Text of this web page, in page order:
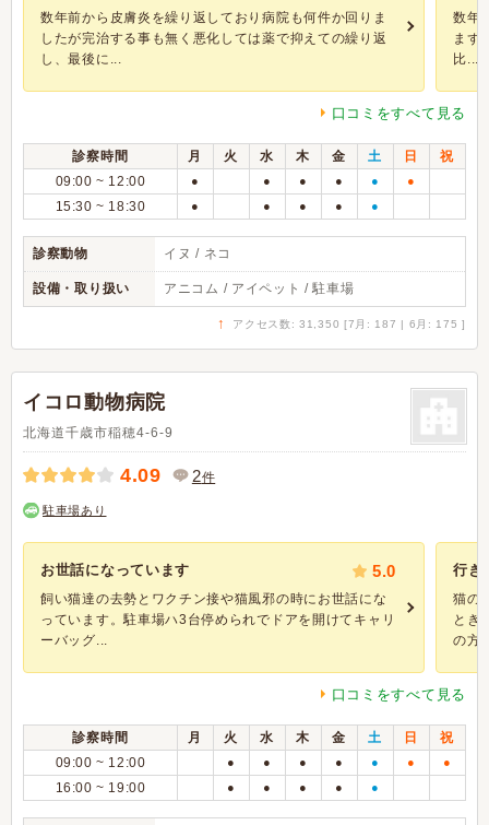
数年前から皮膚炎を繰り返しており病院も何件か回りま
したが完治する事も無く悪化しては薬で抑えての繰り返
し、最後に...
数年
まず
比...
口コミをすべて見る
診察時間 月 火 水 木 金 土 日
祝
09:00 ~ 12:00
● ● ● ● ● ●
15:30 ~ 18:30 ● ● ● ● ●
診察動物 イヌ / ネコ
設備・取り扱い アニコム / アイペット / 駐車場
↑ アクセス数: 31,350 [7月: 187 | 6月: 175 ]
イコロ動物病院
北海道千歳市稲穂4-6-9
4.09 2件
駐車場あり
お世話になっています 5.0
飼い猫達の去勢とワクチン接や猫風邪の時にお世話にな
っています。駐車場ハ3台停められでドアを開けてキャリ
ーバッグ...
行き
猫の
とき
の方
口コミをすべて見る
診察時間 月 火 水 木 金 土 日
祝
09:00 ~ 12:00
● ● ● ● ● ● ●
16:00 ~ 19:00 ● ● ● ● ●